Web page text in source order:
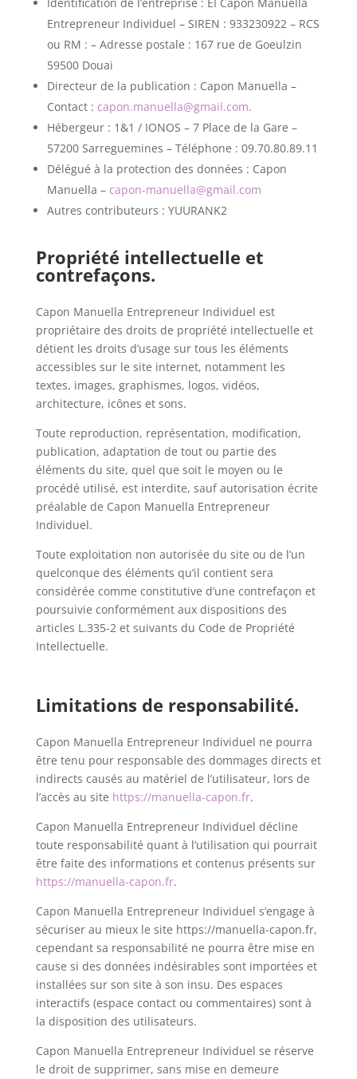
Entrepreneur Individuel – SIREN : 933230922 – RCS
ou RM : – Adresse postale : 167 rue de Goeulzin
59500 Douai
Directeur de la publication : Capon Manuella –
Contact : capon.manuella@gmail.com.
Hébergeur : 1&1 / IONOS – 7 Place de la Gare –
57200 Sarreguemines – Téléphone : 09.70.80.89.11
Délégué à la protection des données : Capon
Manuella – capon-manuella@gmail.com
Autres contributeurs : YUURANK2
Propriété intellectuelle et
contrefaçons.
Capon Manuella Entrepreneur Individuel est
propriétaire des droits de propriété intellectuelle et
détient les droits d’usage sur tous les éléments
accessibles sur le site internet, notamment les
textes, images, graphismes, logos, vidéos,
architecture, icônes et sons.
Toute reproduction, représentation, modification,
publication, adaptation de tout ou partie des
éléments du site, quel que soit le moyen ou le
procédé utilisé, est interdite, sauf autorisation écrite
préalable de Capon Manuella Entrepreneur
Individuel.
Toute exploitation non autorisée du site ou de l’un
quelconque des éléments qu’il contient sera
considérée comme constitutive d’une contrefaçon et
poursuivie conformément aux dispositions des
articles L.335-2 et suivants du Code de Propriété
Intellectuelle.
Limitations de responsabilité.
Capon Manuella Entrepreneur Individuel ne pourra
être tenu pour responsable des dommages directs et
indirects causés au matériel de l’utilisateur, lors de
l’accès au site https://manuella-capon.fr.
Capon Manuella Entrepreneur Individuel décline
toute responsabilité quant à l’utilisation qui pourrait
être faite des informations et contenus présents sur
https://manuella-capon.fr.
Capon Manuella Entrepreneur Individuel s’engage à
sécuriser au mieux le site https://manuella-capon.fr,
cependant sa responsabilité ne pourra être mise en
cause si des données indésirables sont importées et
installées sur son site à son insu. Des espaces
interactifs (espace contact ou commentaires) sont à
la disposition des utilisateurs.
Capon Manuella Entrepreneur Individuel se réserve
le droit de supprimer, sans mise en demeure